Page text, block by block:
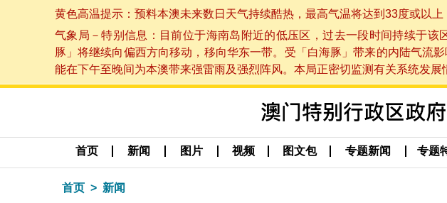
黄色高温提示：预料本澳未来数日天气持续酷热，最高气温将达到33度或以
气象局－特别信息：目前位于海南岛附近的低压区，过去一段时间持续于
豚」将继续向偏西方向移动，移向华东一带。受「白海豚」带来的内陆气流
能在下午至晚间为本澳带来强雷雨及强烈阵风。本局正密切监测有关系统发
首页 新闻 图片 视频 图文包 专题新闻 专题
首页 新闻